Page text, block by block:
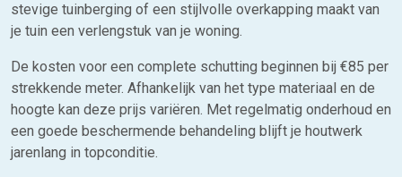
stevige tuinberging of een stijlvolle overkapping maakt van
je tuin een verlengstuk van je woning.
De kosten voor een complete schutting beginnen bij €85 per
strekkende meter. Afhankelijk van het type materiaal en de
hoogte kan deze prijs variëren. Met regelmatig onderhoud en
een goede beschermende behandeling blijft je houtwerk
jarenlang in topconditie.